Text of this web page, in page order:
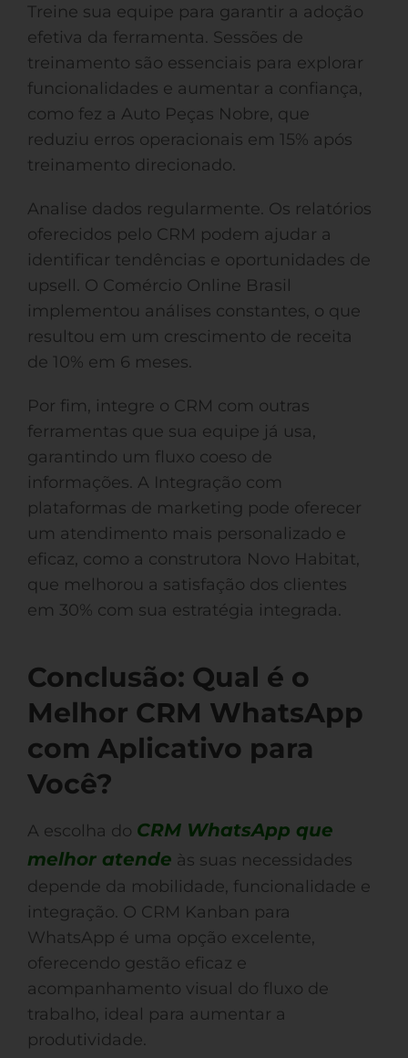
Treine sua equipe para garantir a adoção
efetiva da ferramenta. Sessões de
treinamento são essenciais para explorar
funcionalidades e aumentar a confiança,
como fez a Auto Peças Nobre, que
reduziu erros operacionais em 15% após
treinamento direcionado.
Analise dados regularmente. Os relatórios
oferecidos pelo CRM podem ajudar a
identificar tendências e oportunidades de
upsell. O Comércio Online Brasil
implementou análises constantes, o que
resultou em um crescimento de receita
de 10% em 6 meses.
Por fim, integre o CRM com outras
ferramentas que sua equipe já usa,
garantindo um fluxo coeso de
informações. A Integração com
plataformas de marketing pode oferecer
um atendimento mais personalizado e
eficaz, como a construtora Novo Habitat,
que melhorou a satisfação dos clientes
em 30% com sua estratégia integrada.
Conclusão: Qual é o
Melhor CRM WhatsApp
com Aplicativo para
Você?
A escolha do CRM WhatsApp que
melhor atende às suas necessidades
depende da mobilidade, funcionalidade e
integração. O CRM Kanban para
WhatsApp é uma opção excelente,
oferecendo gestão eficaz e
acompanhamento visual do fluxo de
trabalho, ideal para aumentar a
produtividade.